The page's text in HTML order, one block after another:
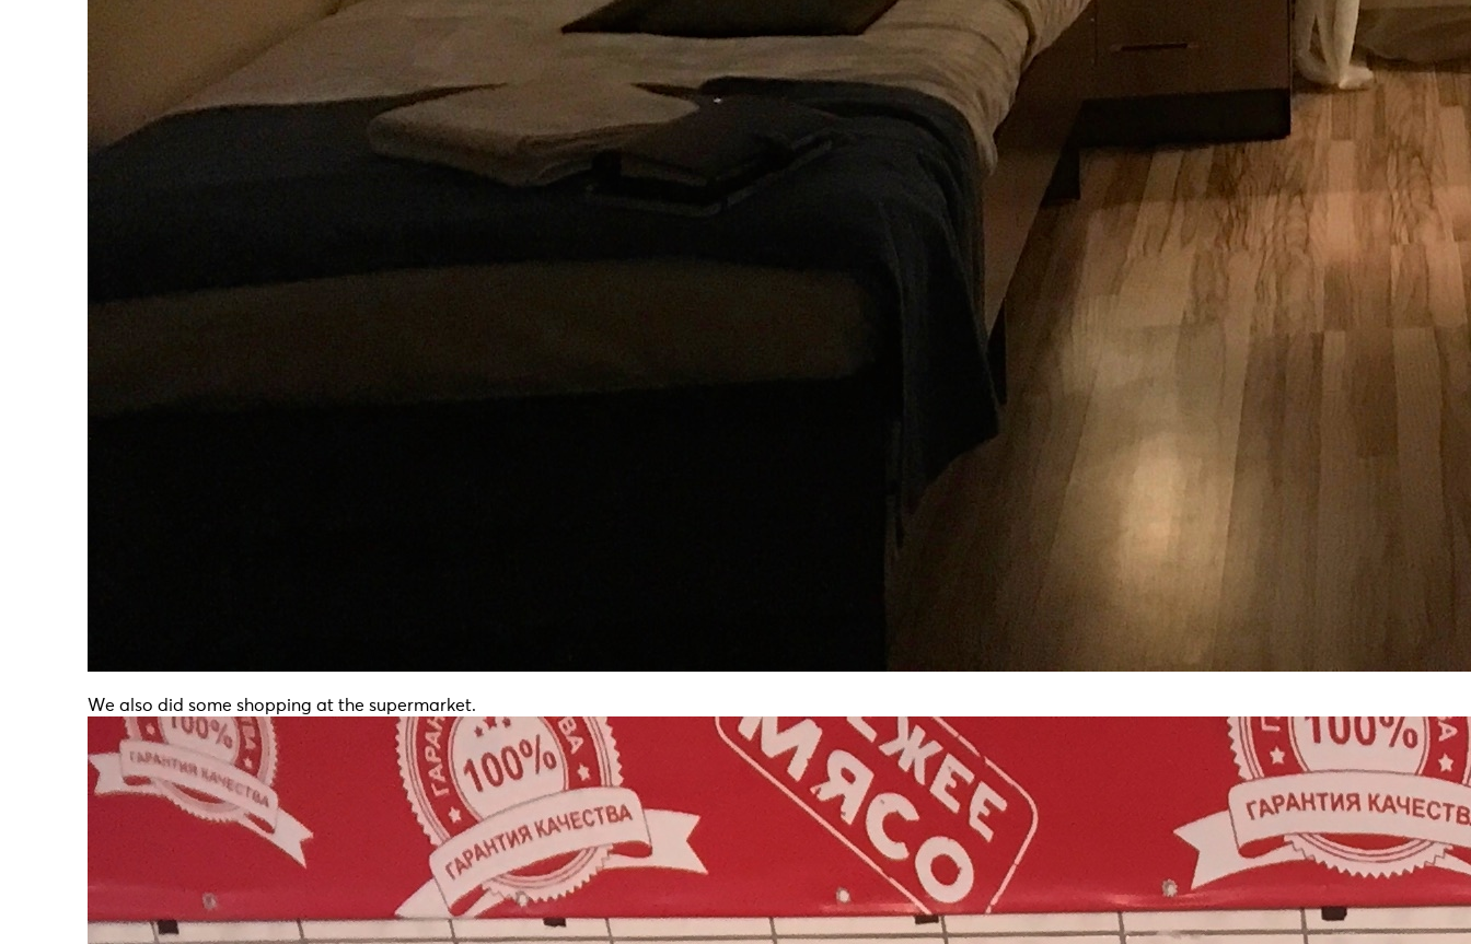
We also did some shopping at the supermarket.